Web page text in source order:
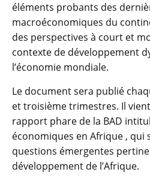
éléments probants des
macroéconomiques du
des perspectives à court et
contexte de développement
l’économie mondiale.
Le document sera publié
et troisième trimestres. Il
rapport phare de la BAD
économiques en Afrique , qui
questions émergentes
développement de l’Afrique.